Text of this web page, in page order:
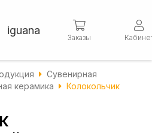
iguana
Заказы
Сувенирная
керамика
Колокольчик